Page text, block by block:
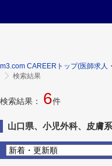
m3.com CAREERトップ(医師求人
検索結果
検索結果： 6件
山口県、小児外科、皮膚